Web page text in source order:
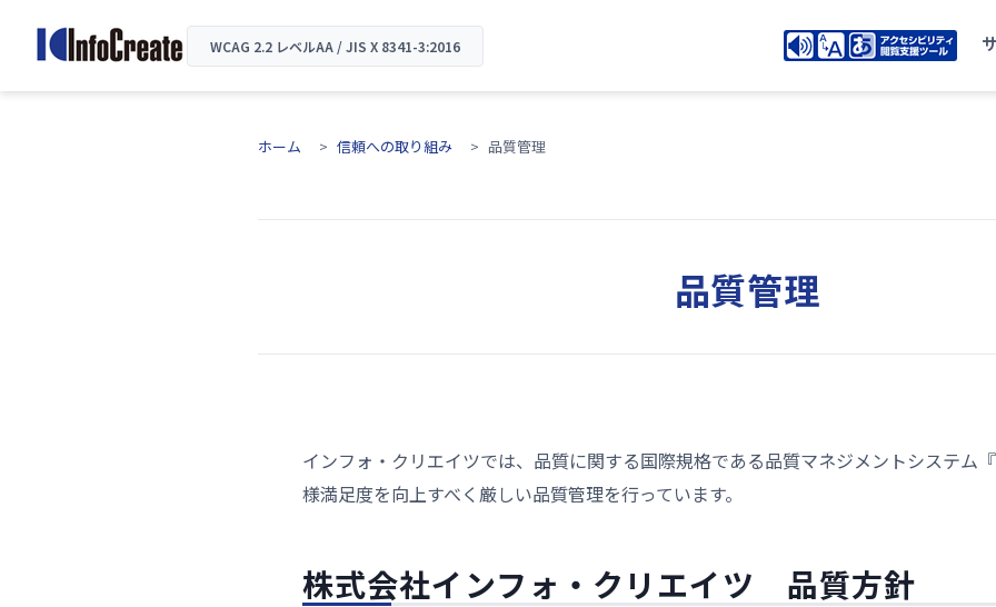
WCAG 2.2 レベルAA / JIS X 8341-3:2016
ホーム 信頼への取り組み 品質管理
品質管理
インフォ・クリエイツでは、品質に関する国際規格である品質マネジメントシステム
様満足度を向上すべく厳しい品質管理を行っています。
株式会社インフォ・クリエイツ 品質方針